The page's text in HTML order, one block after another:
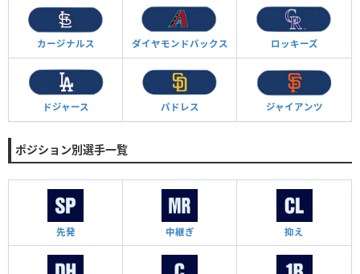
カージナルス ダイヤモンドバックス ロッキーズ
ドジャース パドレス ジャイアンツ
ポジション別選手一覧
先発 中継ぎ 抑え